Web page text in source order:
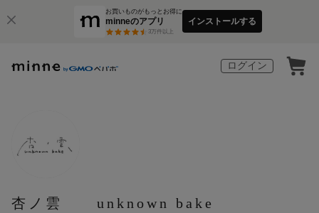
お買いものがもっとお得に
minneのアプリ
3万件以上
インストールする
ログイン
杏ノ雲 unknown bake